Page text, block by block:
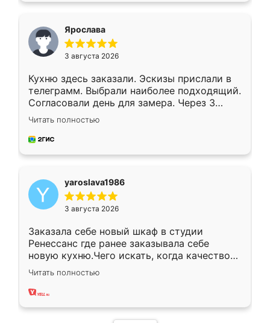
Ярослава
3 августа 2026
Кухню здесь заказали. Эскизы прислали в
телеграмм. Выбрали наиболее подходящий.
Согласовали день для замера. Через 3
недели кухня была уже готова. Остались
довольны работой. Спасибо Ренессанс
мебель за качественную работу!
Читать полностью
yaroslava1986
3 августа 2026
Заказала себе новый шкаф в студии
Ренессанс где ранее заказывала себе
новую кухню.Чего искать, когда качеством
вполне довольна. Служит кухня уже почти
два года, нареканий нет.
Читать полностью